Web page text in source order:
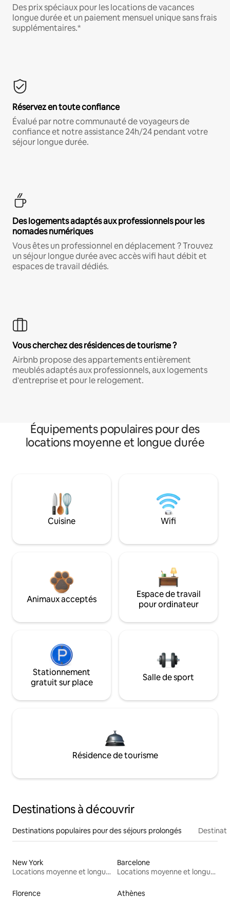
Des prix spéciaux pour les locations de vacances
longue durée et un paiement mensuel unique sans frais
supplémentaires.*
Réservez en toute confiance
Évalué par notre communauté de voyageurs de
confiance et notre assistance 24h/24 pendant votre
séjour longue durée.
Des logements adaptés aux professionnels pour les
nomades numériques
Vous êtes un professionnel en déplacement ? Trouvez
un séjour longue durée avec accès wifi haut débit et
espaces de travail dédiés.
Vous cherchez des résidences de tourisme ?
Airbnb propose des appartements entièrement
meublés adaptés aux professionnels, aux logements
d'entreprise et pour le relogement.
Équipements populaires pour des
locations moyenne et longue durée
Cuisine Wifi
Animaux acceptés
Espace de travail
pour ordinateur
Stationnement
gratuit sur place
Salle de sport
Résidence de tourisme
Destinations à découvrir
Destinations populaires pour des séjours prolongés
New York
Locations moyenne et longue durée
Barcelone
Locations moyenne et longue durée
Florence
Athènes